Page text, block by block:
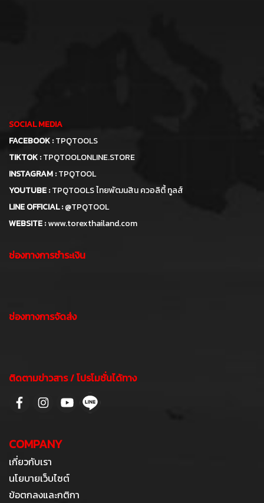
SOCIAL MEDIA
FACEBOOK :TPQTOOLS
TIKTOK :TPQTOOLONLINE.STORE
INSTAGRAM :TPQTOOL
YOUTUBE :TPQTOOLS ไทยพัฒนสิน ควอลิตี้ ทูลส์
LINE OFFICIAL :@TPQTOOL
WEBSITE :www.torexthailand.com
ช่องทางการชำระเงิน
ช่องทางการจัดส่ง
ติดตามข่าวสาร / โปรโมชั่นได้ทาง
COMPANY
เกี่ยวกับเรา
นโยบายเว็บไซต์
ข้อตกลงและกติกา